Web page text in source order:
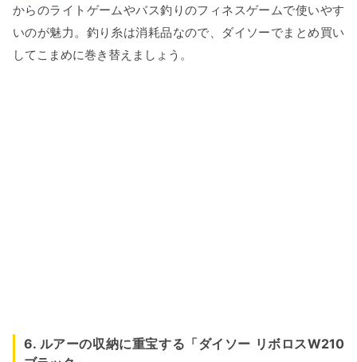
からのライトゲームやバス釣りのフィネスゲームで使いやす
いのが魅力。釣り糸は消耗品なので、ダイソーでまとめ買い
してこまめに巻き替えましょう。
6. ルアーの収納に重宝する「ダイソー リボロスW210